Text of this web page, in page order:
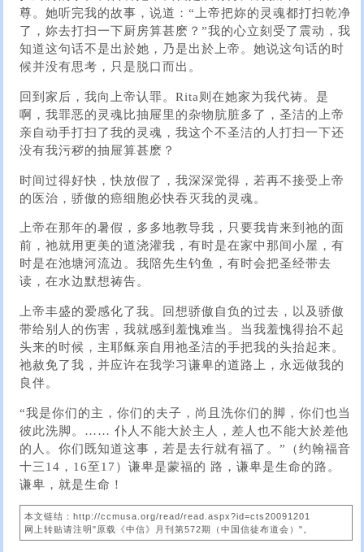
尊。她听完我的故事，说道：“上帝把妳的灵魂都打扫乾净
了，妳去打扫一下厨房算甚麽？”我的心立刻受了震动，我
知道这句话不是出於她，乃是出於上帝。她说这句话的时
候并没有思考，只是脱口而出。
回到家后，我向上帝认罪。Rita则在她家为我代祷。是
啊，我罪恶的灵魂比抽屉里的杂物肮脏多了，圣洁的上帝
亲自动手打扫了我的灵魂，我这个不圣洁的人打扫一下还
没有我污秽的抽屉算甚麽？
时间过得好快，快放假了，我深深觉得，若再不接受上帝
的医治，骄傲的癌细胞必快吞灭我的灵魂。
上帝在那年的暑假，多多地教导我，只要我肯来到祂的面
前，祂就用更美的道浇灌我，有时是在家中那间小屋，有
时是在池塘河流边。我陪先生钓鱼，有时会把圣经带去
读，在水边默想祷告。
上帝丰盛的爱感化了我。回想骄傲自负的过去，以及骄傲
带给别人的伤害，我就感到羞愧难当。当我羞愧得抬不起
头来的时候，主耶稣亲自用祂圣洁的手把我的头抬起来。
祂赦免了我，并应许在我学习谦卑的道路上，永远做我的
良伴。
“我是你们的主，你们的夫子，尚且洗你们的脚，你们也当
彼此洗脚。…… 仆人不能大於主人，差人也不能大於差他
的人。你们既知道这事，若是去行就有福了。”（约翰福音
十三14，16至17）谦卑是蒙福的 路，谦卑是生命的路。
谦卑，就是生命！
本文链结：http://ccmusa.org/read/read.aspx?id=cts20091201
网上转贴请注明"原载《中信》月刊第572期（中国信徒布道会）"。